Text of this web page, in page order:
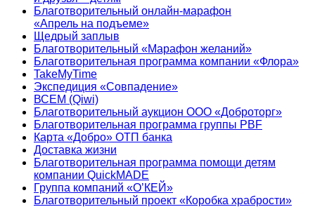
Благотворительный онлайн‑марафон
«Апрель на подъеме»
Щедрый заплыв
Благотворительный «Марафон желаний»
Благотворительная программа компании «Флора»
TakeMyTime
Экспедиция «Совпадение»
ВСЕМ (Qiwi)
Благотворительный аукцион ООО «Доброторг»
Благотворительная программа группы PBF
Карта «Добро» ОТП банка
Доставка жизни
Благотворительная программа помощи детям
компании QuickMADE
Группа компаний «О’КЕЙ»
Благотворительный проект «Коробка храбрости»